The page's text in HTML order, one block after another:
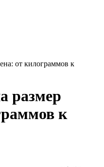
от килограммов к
размер
к